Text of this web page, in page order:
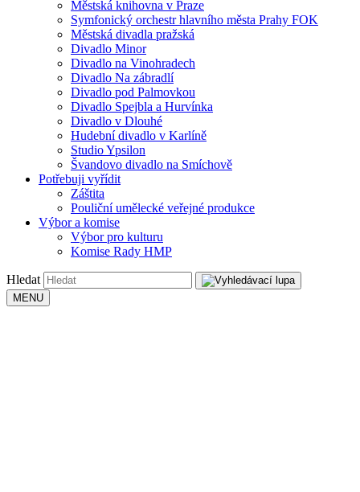
Městská knihovna v Praze
Symfonický orchestr hlavního města Prahy FOK
Městská divadla pražská
Divadlo Minor
Divadlo na Vinohradech
Divadlo Na zábradlí
Divadlo pod Palmovkou
Divadlo Spejbla a Hurvínka
Divadlo v Dlouhé
Hudební divadlo v Karlíně
Studio Ypsilon
Švandovo divadlo na Smíchově
Potřebuji vyřídit
Záštita
Pouliční umělecké veřejné produkce
Výbor a komise
Výbor pro kulturu
Komise Rady HMP
Hledat
MENU